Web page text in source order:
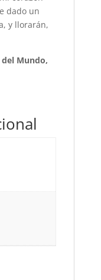
dado un
y llorarán,
del Mundo,